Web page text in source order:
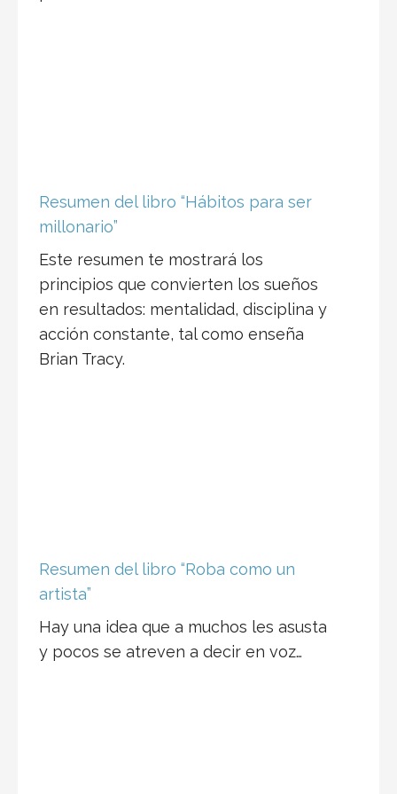
Resumen del libro “Hábitos para ser
millonario”
Este resumen te mostrará los
principios que convierten los sueños
en resultados: mentalidad, disciplina y
acción constante, tal como enseña
Brian Tracy.
Resumen del libro “Roba como un
artista”
Hay una idea que a muchos les asusta
y pocos se atreven a decir en voz…